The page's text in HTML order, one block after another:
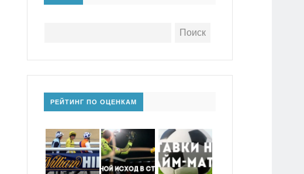
РЕЙТИНГ ПО ОЦЕНКАМ